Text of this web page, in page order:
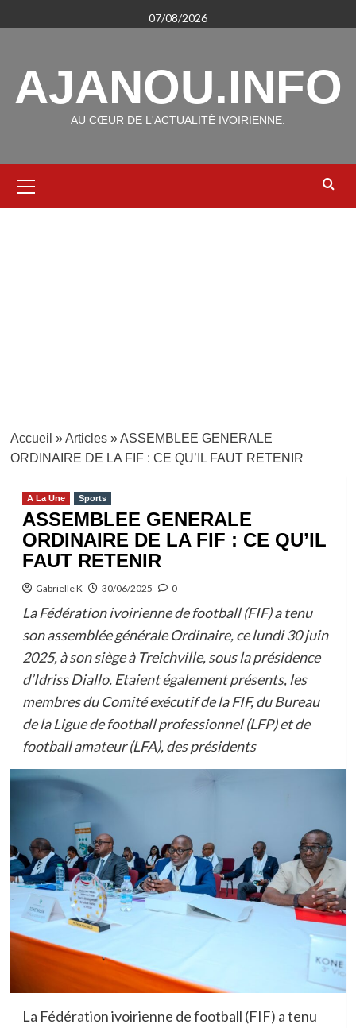
au
07/08/2026
AJANOU.INFO
AU CŒUR DE L'ACTUALITÉ IVOIRIENNE.
principal
Accueil »Articles»ASSEMBLEE GENERALE
ORDINAIRE DE LA FIF : CE QU’IL FAUT RETENIR
A La Une Sports
ASSEMBLEE GENERALE
ORDINAIRE DE LA FIF : CE QU’IL
FAUT RETENIR
Gabrielle K 30/06/2025 0
La Fédération ivoirienne de football (FIF) a tenu
son assemblée générale Ordinaire, ce lundi 30 juin
2025, à son siège à Treichville, sous la présidence
d’Idriss Diallo. Etaient également présents, les
membres du Comité exécutif de la FIF, du Bureau
de la Ligue de football professionnel (LFP) et de
football amateur (LFA), des présidents
La Fédération ivoirienne de football (FIF) a tenu